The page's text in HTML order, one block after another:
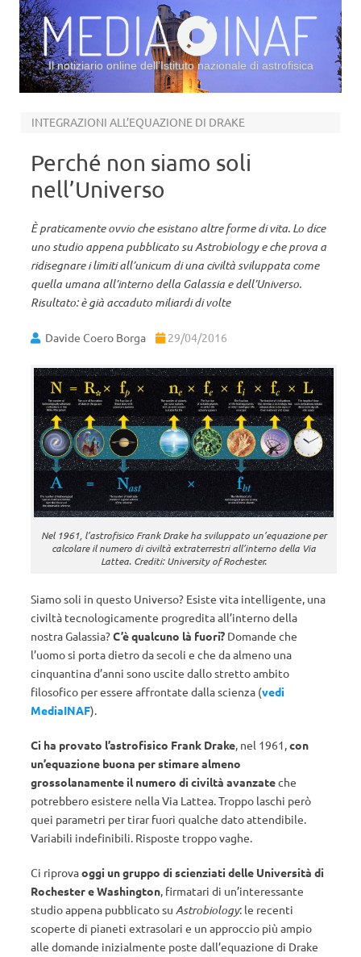
Il notiziario online dell’Istituto nazionale di astrofisica
INTEGRAZIONI ALL’EQUAZIONE DI DRAKE
Perché non siamo soli
nell’Universo
È praticamente ovvio che esistano altre forme di vita. Lo dice
uno studio appena pubblicato su Astrobiology e che prova a
ridisegnare i limiti all’unicum di una civiltà sviluppata come
quella umana all’interno della Galassia e dell’Universo.
Risultato: è già accaduto miliardi di volte
Davide Coero Borga 29/04/2016
Nel 1961, l’astrofisico Frank Drake ha sviluppato un’equazione per
calcolare il numero di civiltà extraterrestri all’interno della Via
Lattea. Crediti: University of Rochester.
Siamo soli in questo Universo? Esiste vita intelligente, una
civiltà tecnologicamente progredita all’interno della
nostra Galassia?C’è qualcuno là fuori? Domande che
l’uomo si porta dietro da secoli e che da almeno una
cinquantina d’anni sono uscite dallo stretto ambito
filosofico per essere affrontate dalla scienza (vedi
MediaINAF).
Ci ha provato l’astrofisico Frank Drake, nel 1961,con
un’equazione buona per stimare almeno
grossolanamente il numero di civiltà avanzateche
potrebbero esistere nella Via Lattea. Troppo laschi però
quei parametri per tirar fuori qualche dato attendibile.
Variabili indefinibili. Risposte troppo vaghe.
Ci riprovaoggi un gruppo di scienziati delle Università di
Rochester e Washington, firmatari di un’interessante
studio appena pubblicato su Astrobiology: le recenti
scoperte di pianeti extrasolari e un approccio più ampio
alle domande inizialmente poste dall’equazione di Drake